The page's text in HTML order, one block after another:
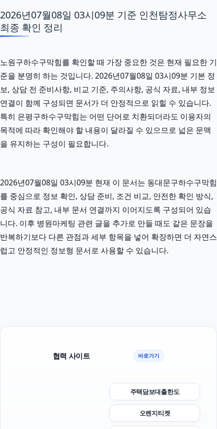
2026년07월08일 03시09분 기준 인천탐정사무소
최종 확인 정리
노원구하수구막힘를 확인할 때 가장 중요한 것은 현재 필요한 기
준을 분명히 하는 것입니다. 2026년07월08일 03시09분 기본 정
보, 상담 전 준비사항, 비교 기준, 주의사항, 공식 자료, 내부 정보
연결이 함께 구성되면 문서가 더 안정적으로 읽힐 수 있습니다.
특히 은평구하수구막힘는 어떤 단어로 치환되더라도 이용자의
목적에 따라 확인해야 할 내용이 달라질 수 있으므로 넓은 문맥
을 유지하는 구성이 필요합니다.
2026년07월08일 03시09분 현재 이 문서는 동대문구하수구막힘
를 중심으로 정보 확인, 상담 준비, 조건 비교, 안전한 확인 방식,
공식 자료 참고, 내부 문서 연결까지 이어지도록 구성되어 있습
니다. 이후 병원마케팅 관련 글을 추가로 만들 때도 같은 문장을
반복하기보다 다른 관점과 세부 항목을 넣어 확장하면 더 자연스
럽고 안정적인 정보형 문서로 사용할 수 있습니다.
협력 사이트 바로가기
주택담보대출한도
오렌지티켓